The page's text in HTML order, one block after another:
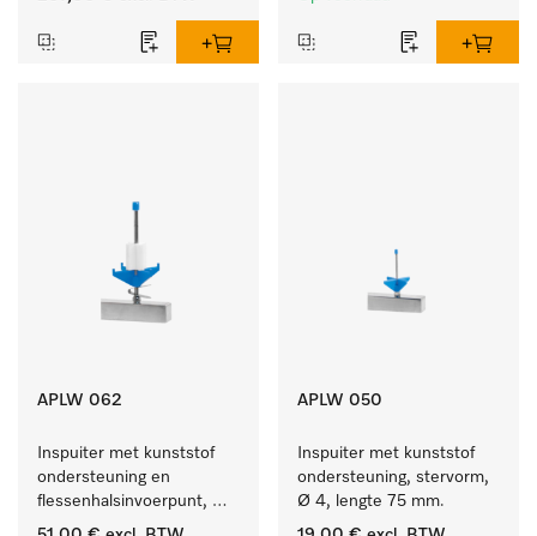
APLW 062
Inspuiter met kunststof
ondersteuning en
flessenhalsinvoerpunt,
ster, Ø 6, lengte 135 mm.
APLW 050
Inspuiter met kunststof
ondersteuning, stervorm,
Ø 4, lengte 75 mm.